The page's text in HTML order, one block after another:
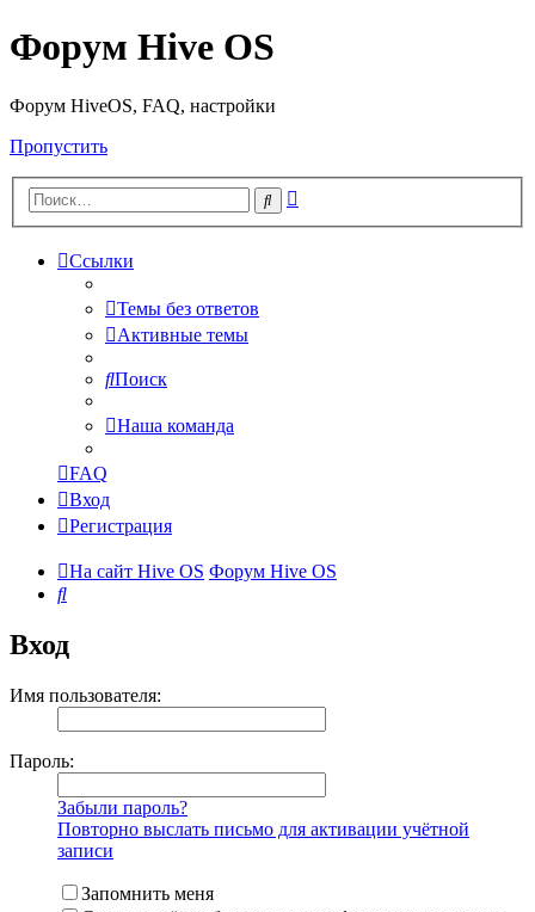
Форум Hive OS
Форум HiveOS, FAQ, настройки
Пропустить
Поиск
Ссылки
Темы без ответов
Активные темы
Поиск
Наша команда
FAQ
Вход
Регистрация
На сайт Hive OS Форум Hive OS
Поиск
Вход
Имя пользователя:
Пароль:
Забыли пароль?
Повторно выслать письмо для активации учётной
записи
Запомнить меня